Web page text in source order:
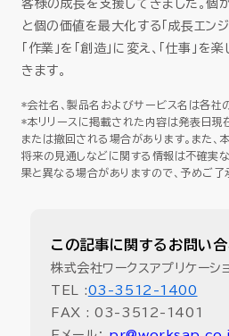
客様の成長を支援してきました。個
と個の価値を最大化する「成長エンジ
「作業」を「創造」に変え、「仕事」
きます。
*会社名、製品名およびサービス名は各社
*本リリースに掲載された内容は発表日現
または撤回される場合があります。また、
将来の見通しなどに関する情報は不確実
果と異なる場合がありますので、予めご了
この記事に関するお問い
株式会社ワークスアプリケー
TEL :03-3512-1400
FAX : 03-3512-1401